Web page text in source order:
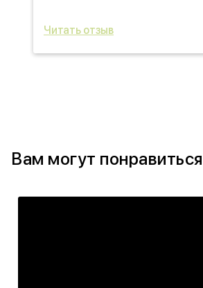
Читать отзыв
Вам могут понравиться